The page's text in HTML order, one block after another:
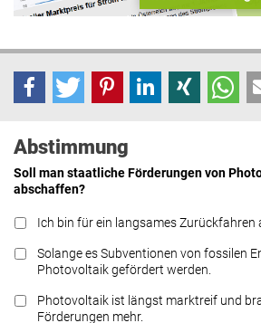
Abstimmung
Soll man staatliche Förderungen von
abschaffen?
Ich bin für ein langsames Zurückfahren
Solange es Subventionen von fossilen
Photovoltaik gefördert werden.
Photovoltaik ist längst marktreif und
Förderungen mehr.